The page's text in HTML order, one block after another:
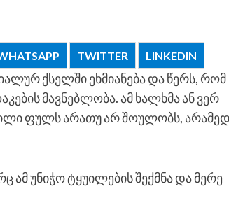
TWITTER LINKEDIN
ქსელში ეხმიანება და წერს, რომ
მავნებლობა. ამ ხალხმა ან ვერ
ფულს არათუ არ შოულობს,
ამ უნიჭო ტყუილების შექმნა და მერე